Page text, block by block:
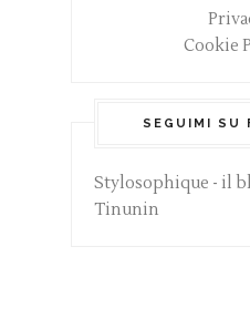
Cookie
SEGUIMI SU
Stylosophique - il
Tinunin